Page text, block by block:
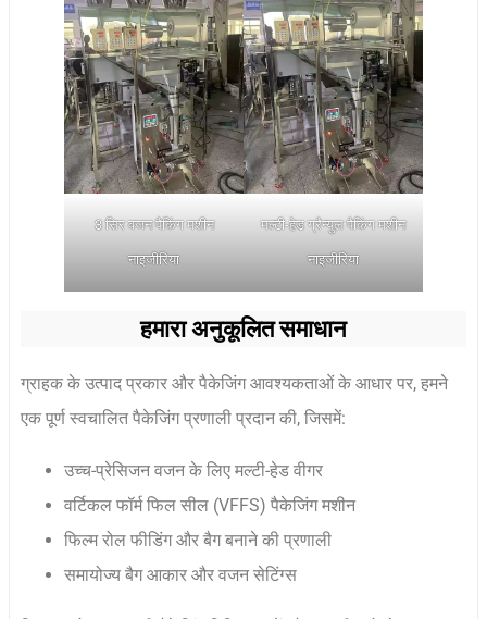
3 सिर वजन पैकिंग मशीन
नाइजीरिया
मल्टी-हेड ग्रैन्युल पैकिंग मशीन
नाइजीरिया
हमारा अनुकूलित समाधान
ग्राहक के उत्पाद प्रकार और पैकेजिंग आवश्यकताओं के आधार पर, हमने
एक पूर्ण स्वचालित पैकेजिंग प्रणाली प्रदान की, जिसमें:
उच्च-प्रेसिजन वजन के लिए मल्टी-हेड वीगर
वर्टिकल फॉर्म फिल सील (VFFS) पैकेजिंग मशीन
फिल्म रोल फीडिंग और बैग बनाने की प्रणाली
समायोज्य बैग आकार और वजन सेटिंग्स